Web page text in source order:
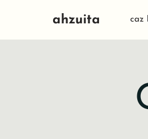
ahzuita caz